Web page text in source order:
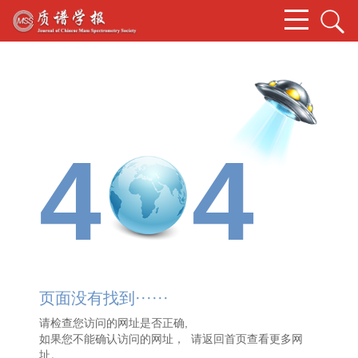
4 4
页面没有找到······
请检查您访问的网址是否正确,
如果您不能确认访问的网址， 请返回首页查看更多网
址。